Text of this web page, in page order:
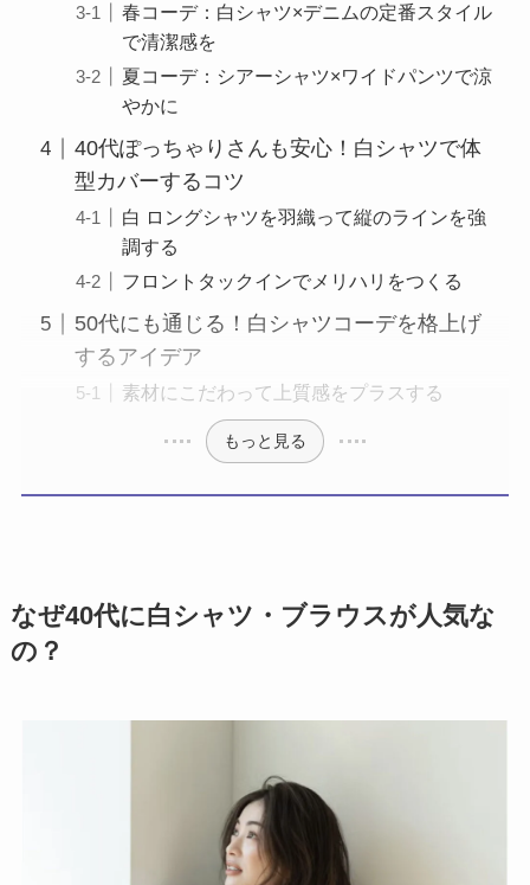
春コーデ：白シャツ×デニムの定番スタイル
で清潔感を
夏コーデ：シアーシャツ×ワイドパンツで涼
やかに
40代ぽっちゃりさんも安心！白シャツで体
型カバーするコツ
白 ロングシャツを羽織って縦のラインを強
調する
フロントタックインでメリハリをつくる
50代にも通じる！白シャツコーデを格上げ
するアイデア
素材にこだわって上質感をプラスする
もっと見る
なぜ40代に白シャツ・ブラウスが人気な
の？